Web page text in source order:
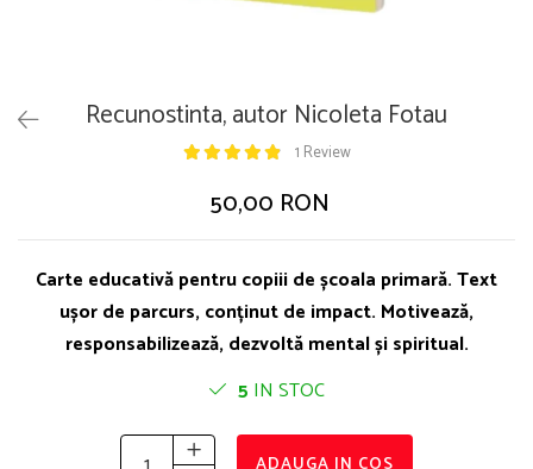
Recunostinta, autor Nicoleta Fotau
1 Review
50,00 RON
Carte educativă pentru copiii de școala primară. Text
ușor de parcurs, conținut de impact. Motivează,
responsabilizează, dezvoltă mental și spiritual.
5 IN STOC